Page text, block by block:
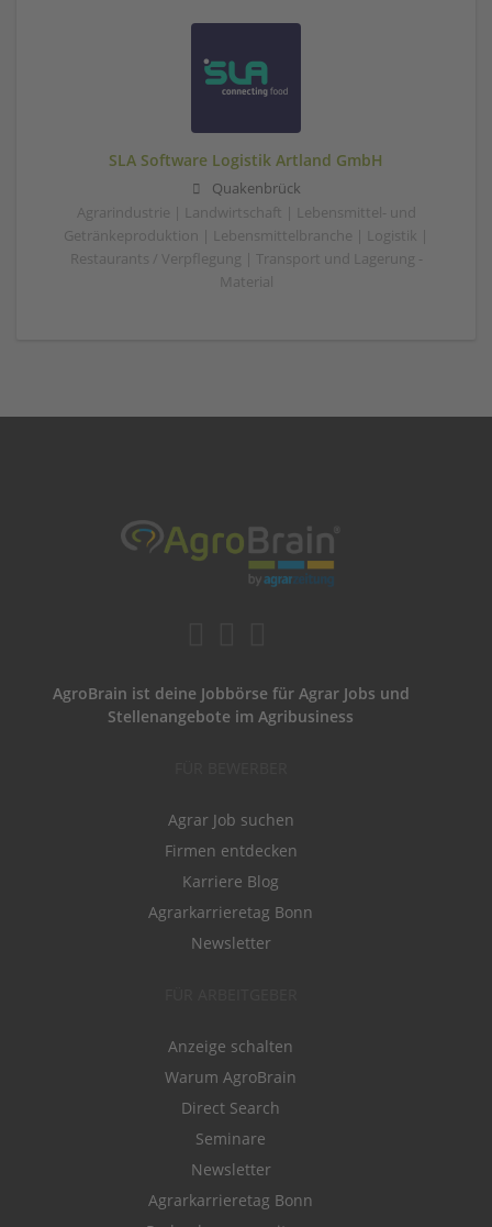
SLA Software Logistik Artland GmbH
Quakenbrück
Agrarindustrie | Landwirtschaft | Lebensmittel- und
Getränkeproduktion | Lebensmittelbranche | Logistik |
Restaurants / Verpflegung | Transport und Lagerung -
Material
AgroBrain ist deine Jobbörse für Agrar Jobs und
Stellenangebote im Agribusiness
Agrar Job suchen
Firmen entdecken
Karriere Blog
Agrarkarrieretag Bonn
Newsletter
Anzeige schalten
Warum AgroBrain
Direct Search
Seminare
Newsletter
Agrarkarrieretag Bonn